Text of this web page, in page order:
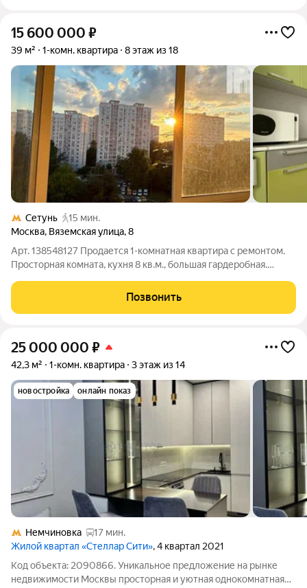
15 600 000 ₽
39 м² 1-комн. квартира 8 этаж из 18
Сетунь
15 мин.
Москва, Вяземская улица,8
Арт. 138548127 Продается 1-комнатная квартира с ремонтом.
Просторная комната, кухня 8 кв.м., большая гардеробная.
шлагбаумом. Никто не прописан. Прозрачные документы.
Быстрый выход на сделку.
Позвонить
25 000 000 ₽
42,3 м² 1-комн. квартира 3 этаж из 14
новостройка онлайн показ
Немчиновка
17 мин.
Жилой квартал «Стеллар Сити», 4 квартал 2021
Код объекта: 2090866. Уникальное предложение на рынке
недвижимости Москвы просторная и уютная однокомнатная